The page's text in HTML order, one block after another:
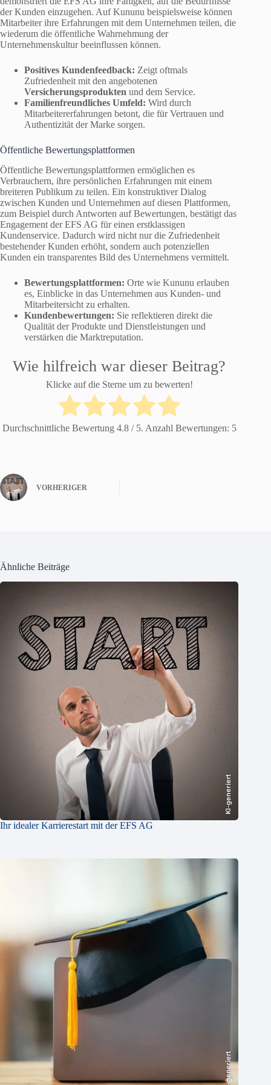
der Kunden einzugehen. Auf Kununu beispielsweise können
Mitarbeiter ihre Erfahrungen mit dem Unternehmen teilen, die
wiederum die öffentliche Wahrnehmung der
Unternehmenskultur beeinflussen können.
Positives Kundenfeedback: Zeigt oftmals
Zufriedenheit mit den angebotenen
Versicherungsprodukten und dem Service.
Familienfreundliches Umfeld: Wird durch
Mitarbeitererfahrungen betont, die für Vertrauen und
Authentizität der Marke sorgen.
Öffentliche Bewertungsplattformen
Öffentliche Bewertungsplattformen ermöglichen es
Verbrauchern, ihre persönlichen Erfahrungen mit einem
breiteren Publikum zu teilen. Ein konstruktiver Dialog
zwischen Kunden und Unternehmen auf diesen Plattformen,
zum Beispiel durch Antworten auf Bewertungen, bestätigt das
Engagement der EFS AG für einen erstklassigen
Kundenservice. Dadurch wird nicht nur die Zufriedenheit
bestehender Kunden erhöht, sondern auch potenziellen
Kunden ein transparentes Bild des Unternehmens vermittelt.
Bewertungsplattformen: Orte wie Kununu erlauben
es, Einblicke in das Unternehmen aus Kunden- und
Mitarbeitersicht zu erhalten.
Kundenbewertungen: Sie reflektieren direkt die
Qualität der Produkte und Dienstleistungen und
verstärken die Marktreputation.
Wie hilfreich war dieser Beitrag?
Klicke auf die Sterne um zu bewerten!
Durchschnittliche Bewertung 4.8/ 5. Anzahl Bewertungen: 5
VORHERIGER
Ähnliche Beiträge
KI-generiert
Ihr idealer Karrierestart mit der EFS AG
KI-generiert